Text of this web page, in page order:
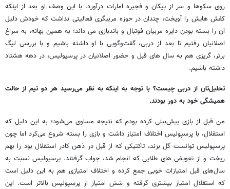
روی سکوها و سر از پیکان و فجیره امارات درآورد. با این وصف او بعد از اینکه
کفش هایش را آویخت، چندان در حوزه مربیگری فعالیتی نداشت که خودش دلیل
آن را بسته بودن دایره مربیان فوتبال و باندبازی می داند؛ به همین بهانه، به سراغ
اصلانیان رفتیم تا بعد از دربی، گفت‌وگویی با او داشته باشیم و با بررسی لیگ
برتر، گریزی هم به سال های قبل و حضور اصلانیان در پرسپولیس، در دهه هشتاد
داشته باشیم.
تحلیل‌تان از دربی چیست؟ با توجه به اینکه به نظر می‌رسید هر دو تیم از حالت
همیشگی خود به دور بودند.
من قبل از بازی پیش‌بینی کرده بودم که نتیجه مساوی می‌شود؛ به این دلیل که
استقلال، با پرسپولیس اختلاف امتیاز داشت و بازی را بسته شروع می‌کرد اما چون
پرسپولیس توانست گل بزند، تاکتیکی که از قبل در ذهن کادر استقلال بود را بهم
ریخت و از تعویض های طلایی که انجام شد، جواب گرفتند. پرسپولیس نسبت به
سال‌های قبل امتیازات خوبی جمع کرده و اختلاف امتیازی هم به این دلیل است
که استقلال امتیاز بیشتری گرفته و شش امتیاز از پرسپولیس بالاتر است. این